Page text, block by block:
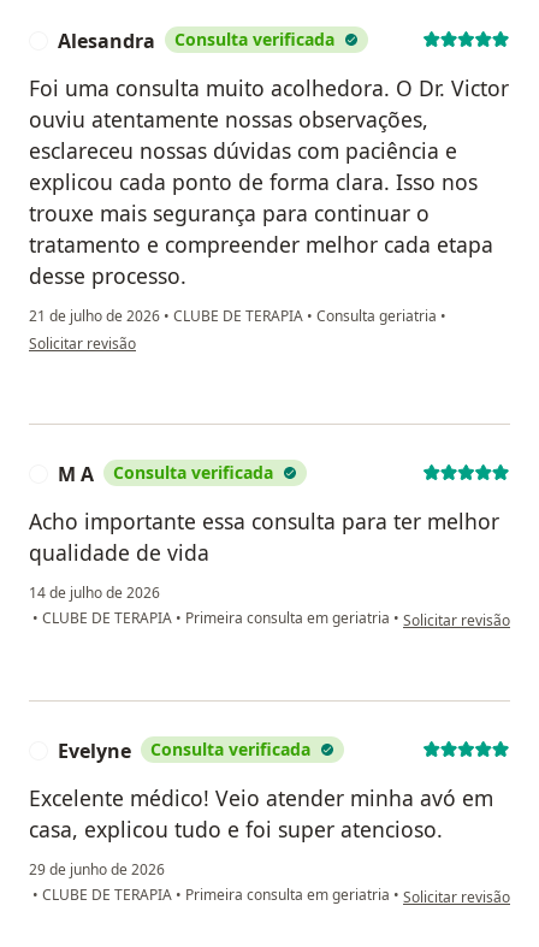
Alesandra Consulta verificada
Foi uma consulta muito acolhedora. O Dr. Victor
ouviu atentamente nossas observações,
esclareceu nossas dúvidas com paciência e
explicou cada ponto de forma clara. Isso nos
trouxe mais segurança para continuar o
tratamento e compreender melhor cada etapa
desse processo.
21 de julho de 2026 • CLUBE DE TERAPIA • Consulta geriatria •
na opinião do utilizador Alesandra
Solicitar revisão
M A Consulta verificada
Acho importante essa consulta para ter melhor
qualidade de vida
14 de julho de 2026
• CLUBE DE TERAPIA • Primeira consulta em geriatria • na opinião do
Solicitar revisão
Evelyne Consulta verificada
Excelente médico! Veio atender minha avó em
casa, explicou tudo e foi super atencioso.
29 de junho de 2026
• CLUBE DE TERAPIA • Primeira consulta em geriatria • na opinião do
Solicitar revisão